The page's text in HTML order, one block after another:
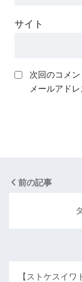
サイト
次回のコメ
メールアド
前の記事
【ストケスイ